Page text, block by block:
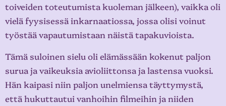
toiveiden toteutumista kuoleman jälkeen), vaikka oli
vielä fyysisessä inkarnaatiossa, jossa olisi voinut
työstää vapautumistaan näistä tapakuvioista.
Tämä suloinen sielu oli elämässään kokenut paljon
surua ja vaikeuksia avioliittonsa ja lastensa vuoksi.
Hän kaipasi niin paljon unelmiensa täyttymystä,
että hukuttautui vanhoihin filmeihin ja niiden